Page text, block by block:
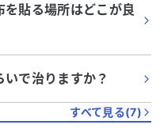
貼る場所はどこが良
で治りますか？
すべて見る(7)